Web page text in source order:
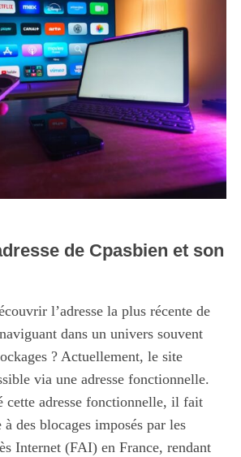
de Cpasbien et son
l’adresse la plus récente de
dans un univers souvent
? Actuellement, le site
via une adresse fonctionnelle.
cette adresse fonctionnelle, il fait
des blocages imposés par les
Internet (FAI) en France, rendant